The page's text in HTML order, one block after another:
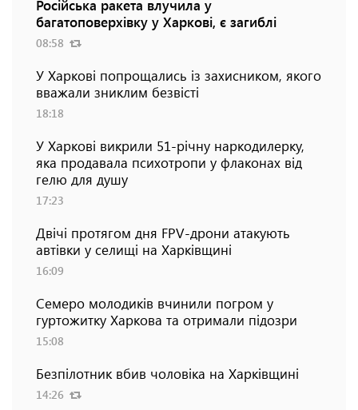
Російська ракета влучила у
багатоповерхівку у Харкові, є загиблі
08:58
У Харкові попрощались із захисником, якого
вважали зниклим безвісті
18:18
У Харкові викрили 51-річну наркодилерку,
яка продавала психотропи у флаконах від
гелю для душу
17:23
Двічі протягом дня FPV-дрони атакують
автівки у селищі на Харківщині
16:09
Семеро молодиків вчинили погром у
гуртожитку Харкова та отримали підозри
15:08
Безпілотник вбив чоловіка на Харківщині
14:26